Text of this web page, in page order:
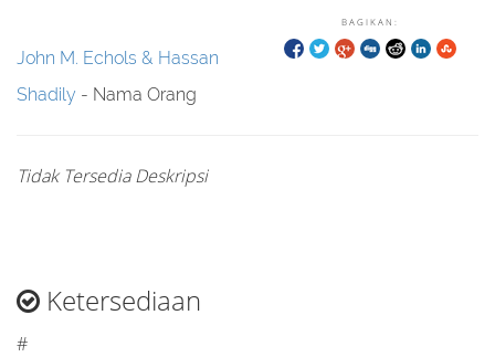
BAGIKAN:
John M. Echols & Hassan
Shadily - Nama Orang
Tidak Tersedia Deskripsi
Ketersediaan
#